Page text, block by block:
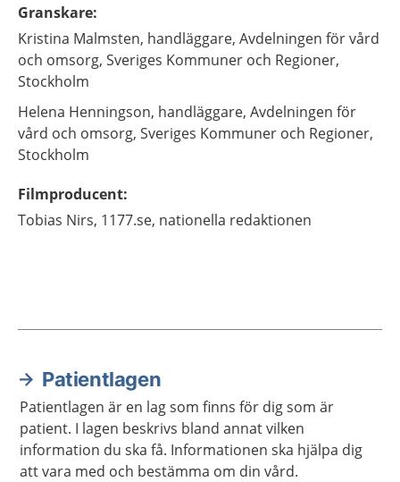
Granskare:
Kristina Malmsten, handläggare, Avdelningen för vård
och omsorg, Sveriges Kommuner och Regioner,
Stockholm
Helena Henningson, handläggare, Avdelningen för
vård och omsorg, Sveriges Kommuner och Regioner,
Stockholm
Filmproducent:
Tobias Nirs, 1177.se, nationella redaktionen
Aktuella artiklar
Patientlagen
Patientlagen är en lag som finns för dig som är
patient. I lagen beskrivs bland annat vilken
information du ska få. Informationen ska hjälpa dig
att vara med och bestämma om din vård.